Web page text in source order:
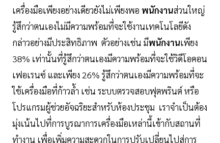
เครื่องมือเพียงอย่างเดียวยังไม่เพียงพอ พนักงานส่วนใหญ่
รู้สึกว่าตนเองไม่มีความพร้อมที่จะใช้งานเทคโนโลยีดัง
กล่าวอย่างมีประสิทธิภาพ ตัวอย่างเช่น มีพนักงานเพียง
38% เท่านั้นที่รู้สึกว่าตนเองมีความพร้อมที่จะใช้วิดีโอคอน
เฟอเรนซ์ และเพียง 26% รู้สึกว่าตนเองมีความพร้อมที่จะ
ใช้เครื่องมือที่ก้าวล้ำ เช่น ระบบตรวจสอบฟุตพรินต์ หรือ
โปรแกรมผู้ช่วยอัจฉริยะสำหรับห้องประชุม เราจำเป็นต้อง
มุ่งเน้นไปที่การบูรณาการเครื่องมือเหล่านี้เข้ากับสถานที่
ทำงาน เพื่อเพิ่มความสะดวกในการปรับเปลี่ยนไปสู่การ